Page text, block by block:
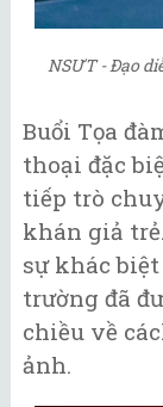
NSƯT - Đạo
Buổi Tọa
thoại đặc
tiếp trò
khán giả
sự khác
trường đã
chiều về
ảnh.